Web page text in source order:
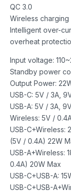
QC 3.0
Wireless
Intelligent over-
overheat
Input voltage:
Standby power
Output Power:
USB-C: 5V / 3A,
USB-A: 5V / 3A,
Wireless: 5V /
USB-C+Wireless:
(5V / 0.4A) 22W
USB-A+Wireless:
0.4A) 20W Max
USB-C+USB-A:
USB-C+USB-